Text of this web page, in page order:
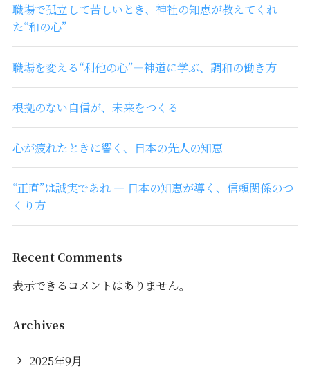
職場で孤立して苦しいとき、神社の知恵が教えてくれ
た“和の心”
職場を変える“利他の心”―神道に学ぶ、調和の働き方
根拠のない自信が、未来をつくる
心が疲れたときに響く、日本の先人の知恵
“正直”は誠実であれ ― 日本の知恵が導く、信頼関係のつ
くり方
Recent Comments
表示できるコメントはありません。
Archives
2025年9月